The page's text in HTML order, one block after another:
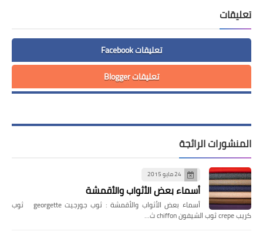
تعليقات
تعليقات Facebook
تعليقات Blogger
المنشورات الرائجة
24 مايو 2015
أسماء بعض الأثواب والأقمشة
أسماء بعض الأثواب والأقمشة : ثوب جورجيت georgette ثوب
كريب crepe ثوب الشيفون chiffon ث…